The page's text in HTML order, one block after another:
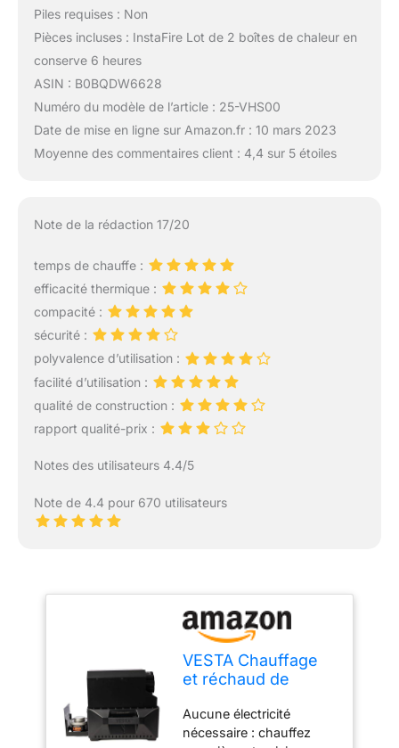
Piles requises : Non
Pièces incluses : InstaFire Lot de 2 boîtes de chaleur en
conserve 6 heures
ASIN : B0BQDW6628
Numéro du modèle de l’article : 25-VHS00
Date de mise en ligne sur Amazon.fr : 10 mars 2023
Moyenne des commentaires client : 4,4 sur 5 étoiles
Note de la rédaction 17/20
temps de chauffe :
efficacité thermique :
compacité :
sécurité :
polyvalence d’utilisation :
facilité d’utilisation :
qualité de construction :
rapport qualité-prix :
Notes des utilisateurs 4.4/5
Note de 4.4 pour 670 utilisateurs
VESTA Chauffage
et réchaud de
alimenté (compact,
hors réseau,
Aucune électricité
nécessaire : chauffez